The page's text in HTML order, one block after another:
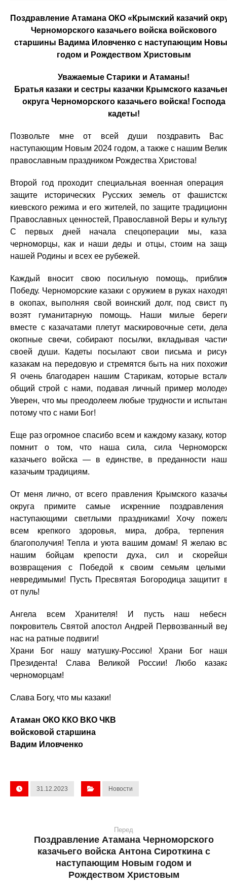
Поздравление Атамана ОКО «Крымский казачий
Черноморского казачьего войска войскового
старшины Вадима Иловченко с наступающим
годом и Рождеством Христовым
Уважаемые Старики и Атаманы!
Братья казаки и сестры казачки Крымского
округа Черноморского казачьего войска! Господа
кадеты!
Позвольте мне от всей души поздравить
наступающим Новым 2024 годом, а также с нашим
православным праздником Рождества Христова!
Второй год проходит специальная военная операция
защите исторических Русских земель от
киевского режима и его жителей, по защите
Православных ценностей, Православной Веры и
С первых дней начала спецоперации мы,
черноморцы, как и наши деды и отцы, стоим на
нашей Родины и всех ее рубежей.
Каждый вносит свою посильную помощь,
Победу. Черноморские казаки с оружием в руках
в окопах, выполняя свой воинский долг, под свист
возят гуманитарную помощь. Наши милые
вместе с казачатами плетут маскировочные сети,
окопные свечи, собирают посылки, вкладывая
своей души. Кадеты посылают свои письма и
казакам на передовую и стремятся быть на них
Я очень благодарен нашим Старикам, которые
общий строй с нами, подавая личный пример
Уверен, что мы преодолеем любые трудности и
потому что с нами Бог!
Еще раз огромное спасибо всем и каждому казаку,
помнит о том, что наша сила, сила
казачьего войска — в единстве, в преданности
казачьим традициям.
От меня лично, от всего правления Крымского
округа примите самые искренние
наступающими светлыми праздниками! Хочу
всем крепкого здоровья, мира, добра,
благополучия! Тепла и уюта вашим домам! Я желаю
нашим бойцам крепости духа, сил и
возвращения с Победой к своим семьям
невредимыми! Пусть Пресвятая Богородица защитит
от пуль!
Ангела всем Хранителя! И пусть наш
покровитель Святой апостол Андрей Первозванный
нас на ратные подвиги!
Храни Бог нашу матушку-Россию! Храни Бог
Президента! Слава Великой России! Любо
черноморцам!
Слава Богу, что мы казаки!
Атаман ОКО ККО ВКО ЧКВ
войсковой старшина
Вадим Иловченко
31.12.2023 Новости
Перед
Поздравление Атамана Черноморского
казачьего войска Антона Сироткина с
наступающим Новым годом и
Рождеством Христовым